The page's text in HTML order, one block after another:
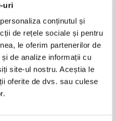
uri
conținutul și
de rețele sociale și pentru
le oferim partenerilor de
de analize informații cu
site-ul nostru. Aceștia le
oferite de dvs. sau culese